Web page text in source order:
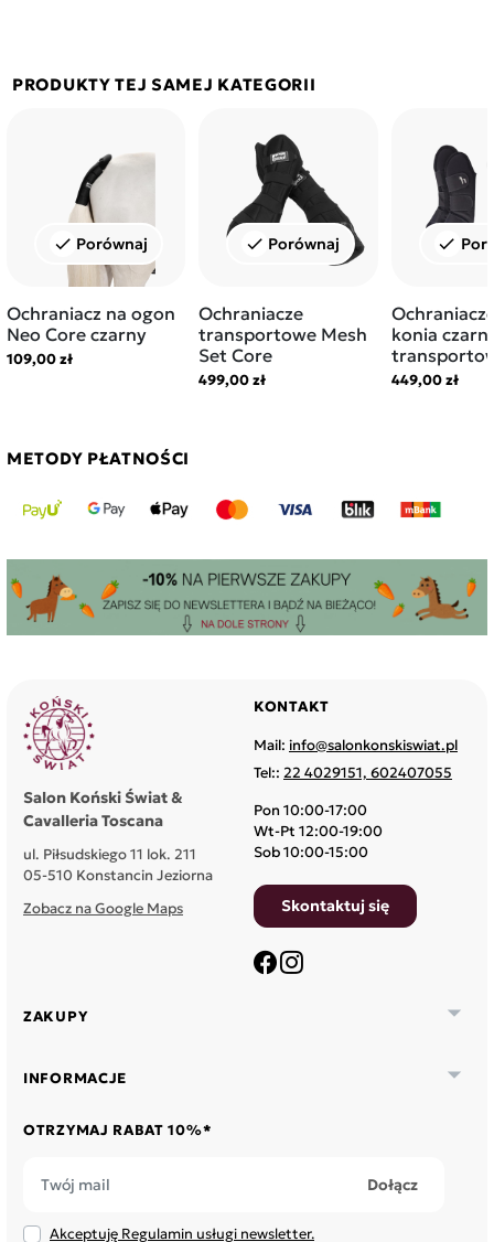
PRODUKTY TEJ SAMEJ KATEGORII
check Porównaj
Ochraniacz na ogon
Neo Core czarny
109,00 zł
check Porównaj
Ochraniacze
transportowe Mesh
Set Core
499,00 zł
check
konia
449,00 zł
METODY PŁATNOŚCI
Salon Koński Świat &
Cavalleria Toscana
ul. Piłsudskiego 11 lok. 211
05-510 Konstancin Jeziorna
Zobacz na Google Maps
ZAKUPY 
INFORMACJE 
OTRZYMAJ RABAT 10%*
Akceptuję Regulamin usługi newsletter.
KONTAKT
Mail: info@salonkonskiswiat.pl
Tel:: 22 4029151, 602407055
Pon 10:00-17:00
Wt-Pt 12:00-19:00
Sob 10:00-15:00
Skontaktuj się